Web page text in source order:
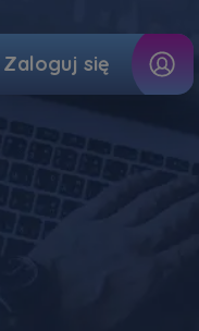
Zaloguj się